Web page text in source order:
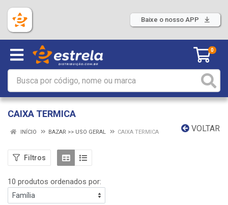
Baixe o nosso APP
0
CAIXA TERMICA
VOLTAR
INÍCIO BAZAR >> USO GERAL CAIXA TERMICA
Filtros
10 produtos ordenados por: